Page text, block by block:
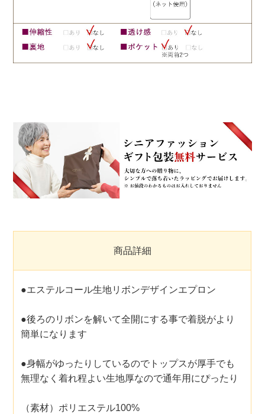
商品詳細
●エステルコール生地リボンデザインエプロン
●後ろのリボンを解いて全開にする事で着脱がより
簡単になります
●身幅がゆったりしているのでトップスが厚手でも
無理なく着れ程よい生地厚なので通年用にぴったり
（素材）ポリエステル100%